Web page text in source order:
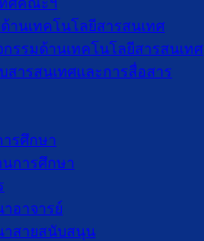
ศคณะฯ
านเทคโนโลยีสารสนเทศ
กรรมด้านเทคโนโลยีสารสนเทศ
สารสนเทศและการสื่อสาร
รศึกษา
นการศึกษา
อาจารย์
าสายสนับสนุน